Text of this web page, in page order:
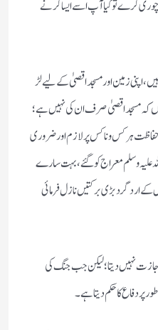
کرے تو کیا آپ اسے ایسا کرنے
اپنی زمین اور مسجد اقصیٰ کے لیے لڑ
کہ مسجد اقصیٰ صرف ان کی نہیں ہے؛
حفاظت ہر کس وناکس پر لازم اور ضروری
وسلم معراج کو گئے، بہت سارے
کے ارد گرد بڑی برکتیں نازل فرمائی
نہیں دیتا؛ لیکن جب جنگ کی
پر دفاع کا حکم ‌دیتا ہے۔